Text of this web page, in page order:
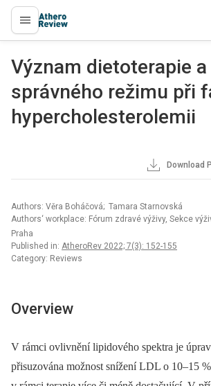
proLékaře.cz
Význam dietoterapie a
správného režimu při
hypercholesterolemii
Download
Authors: Věra Boháčová; Tamara Starnovská
Authors‘ workplace: Fórum zdravé výživy, Sekce
Praha
Published in: AtheroRev 2022; 7(3): 152-155
Category: Reviews
Overview
V rámci ovlivnění lipidového spektra je
přisuzována možnost snížení LDL o 10–15